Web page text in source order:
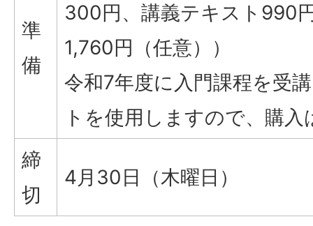
準
備
300円、講義テキスト990
1,760円（任意））
令和7年度に入門課程を受
トを使用しますので、購入
締
切
4月30日（木曜日）